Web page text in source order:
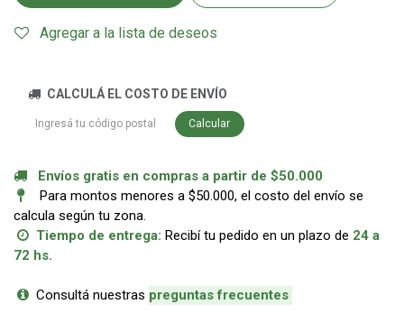
Agregar a la lista de deseos
CALCULÁ EL COSTO DE ENVÍO
Calcular
Envíos gratis en compras a partir de $50.000
Para montos menores a $50.000, el costo del envío se
calcula según tu zona.
Tiempo de entrega: Recibí tu pedido en un plazo de 24 a
72 hs.
Consultá nuestras preguntas frecuentes